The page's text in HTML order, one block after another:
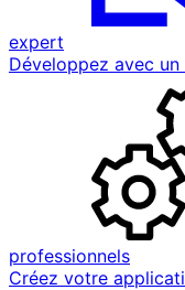
expert
Développez avec
professionnels
Créez votre